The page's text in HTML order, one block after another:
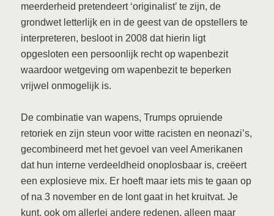
meerderheid pretendeert ‘originalist’ te zijn, de
grondwet letterlijk en in de geest van de opstellers te
interpreteren, besloot in 2008 dat hierin ligt
opgesloten een persoonlijk recht op wapenbezit
waardoor wetgeving om wapenbezit te beperken
vrijwel onmogelijk is.
De combinatie van wapens, Trumps opruiende
retoriek en zijn steun voor witte racisten en neonazi’s,
gecombineerd met het gevoel van veel Amerikanen
dat hun interne verdeeldheid onoplosbaar is, creëert
een explosieve mix. Er hoeft maar iets mis te gaan op
of na 3 november en de lont gaat in het kruitvat. Je
kunt, ook om allerlei andere redenen, alleen maar